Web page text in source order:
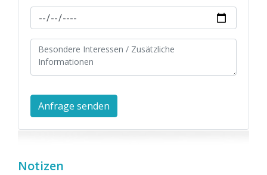
Notizen